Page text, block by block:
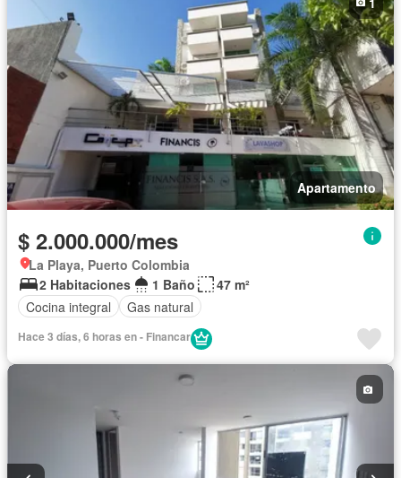
Apartamento
$ 2.000.000/mes
La Playa, Puerto Colombia
2 Habitaciones
1 Baño
47 m²
Cocina integral
Gas natural
Hace 3 días, 6 horas en - Financar